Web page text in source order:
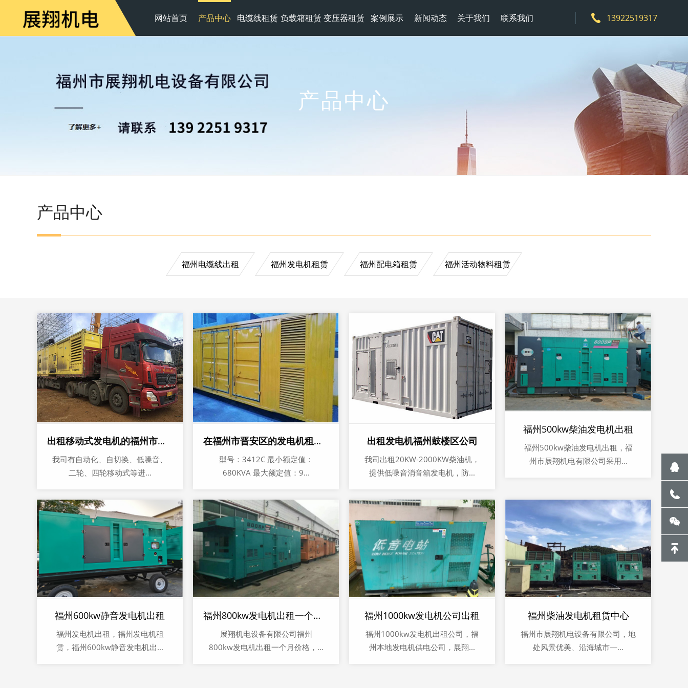
网站首页 产品中心 电缆线租赁 负载箱租赁 变压器租赁 案例展示 新闻动态 关于我们 联系我们 13922519317
产品中心
产品中心
福州电缆线出租 福州发电机租赁 福州配电箱租赁 福州活动物料租赁
出租移动式发电机的福州市公司
我司有自动化、自切换、低噪音、
二轮、四轮移动式等进...
在福州市晋安区的发电机租赁公司
型号：3412C 最小额定值：
680KVA 最大额定值：9...
出租发电机福州鼓楼区公司
我司出租20KW-2000KW柴油机，
提供低噪音消音箱发电机，防...
福州500kw柴油发电机出租
福州500kw柴油发电机出租，福
州市展翔机电有限公司采用...
福州600kw静音发电机出租
福州发电机出租，福州发电机租
赁，福州600kw静音发电机出...
福州800kw发电机出租一个月价格
展翔机电设备有限公司福州
800kw发电机出租一个月价格，...
福州1000kw发电机公司出租
福州1000kw发电机出租公司，福
州本地发电机供电公司，展翔...
福州柴油发电机租赁中心
福州市展翔机电设备有限公司，地
处风景优美、沿海城市—...